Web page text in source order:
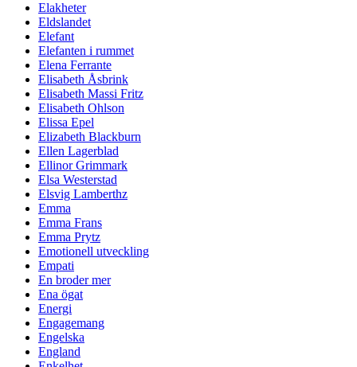
Elakheter
Eldslandet
Elefant
Elefanten i rummet
Elena Ferrante
Elisabeth Åsbrink
Elisabeth Massi Fritz
Elisabeth Ohlson
Elissa Epel
Elizabeth Blackburn
Ellen Lagerblad
Ellinor Grimmark
Elsa Westerstad
Elsvig Lamberthz
Emma
Emma Frans
Emma Prytz
Emotionell utveckling
Empati
En broder mer
Ena ögat
Energi
Engagemang
Engelska
England